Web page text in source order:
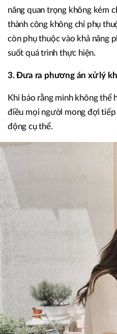
năng quan trọng không kém
thành công không chỉ phụ
còn phụ thuộc vào khả năng
suốt quá trình thực hiện.
3. Đưa ra phương án xử lý
Khi báo rằng mình không thể
điều mọi người mong đợi
động cụ thể.